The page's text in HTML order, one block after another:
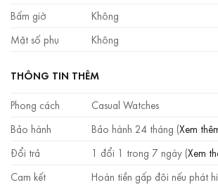
Bấm giờ
Không
Mặt số phụ
Không
THÔNG TIN THÊM
Phong cách
Casual Watches
Bảo hành
Bảo hành 24 tháng (Xem
Đổi trả
1 đổi 1 trong 7 ngày (Xem
Cam kết
Hoàn tiền gấp đôi nếu phát